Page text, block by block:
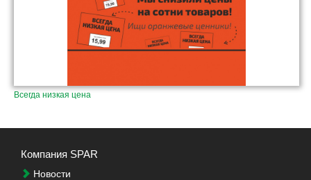
Всегда низкая цена
Компания SPAR
Новости